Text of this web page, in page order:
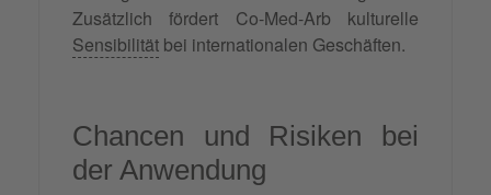
Zusätzlich fördert Co-Med-Arb kulturelle
Sensibilität bei internationalen Geschäften.
Chancen und Risiken bei
der Anwendung